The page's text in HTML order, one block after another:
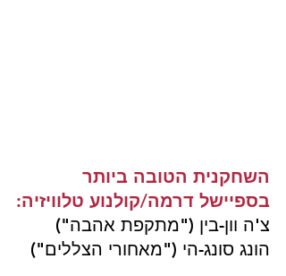
השחקנית הטובה ביותר
בספיישל דרמה/קולנוע טלוויזיה:
צ'ה וון-בין ("מתקפת אהבה")
הונג סונג-הי ("מאחורי הצללים")